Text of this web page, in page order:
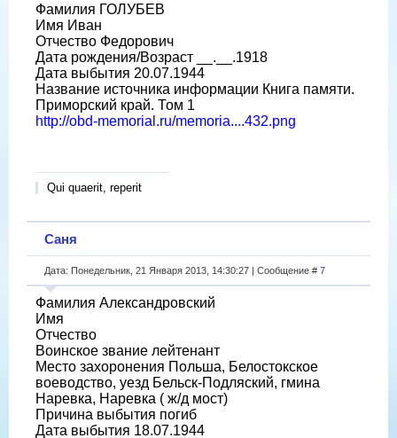
Фамилия ГОЛУБЕВ
Имя Иван
Отчество Федорович
Дата рождения/Возраст __.__.1918
Дата выбытия 20.07.1944
Название источника информации Книга памяти.
Приморский край. Том 1
http://obd-memorial.ru/memoria....432.png
Qui quaerit, reperit
Саня
Дата: Понедельник, 21 Января 2013, 14:30:27 | Сообщение # 7
Фамилия Александровский
Имя
Отчество
Воинское звание лейтенант
Место захоронения Польша, Белостокское
воеводство, уезд Бельск-Подляский, гмина
Наревка, Наревка ( ж/д мост)
Причина выбытия погиб
Дата выбытия 18.07.1944